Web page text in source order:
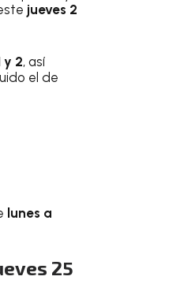
jueves 2
y 2, así
el de
lunes a
25